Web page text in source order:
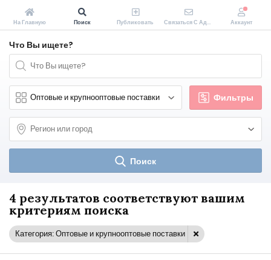
Что Вы ищете?
Фильтры
Поиск
4 результатов соответствуют вашим
критериям поиска
Категория: Оптовые и крупнооптовые поставки
На Главную Поиск Публиковать Связаться С Администрацией Zakopeiki.by Аккаунт